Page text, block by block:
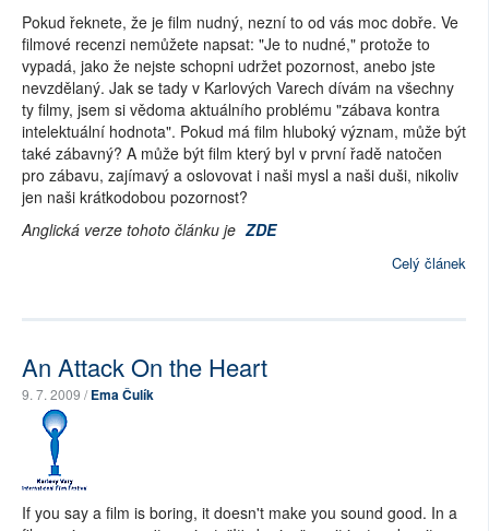
Pokud řeknete, že je film nudný, nezní to od vás moc dobře. Ve
filmové recenzi nemůžete napsat: "Je to nudné," protože to
vypadá, jako že nejste schopni udržet pozornost, anebo jste
nevzdělaný. Jak se tady v Karlových Varech dívám na všechny
ty filmy, jsem si vědoma aktuálního problému "zábava kontra
intelektuální hodnota". Pokud má film hluboký význam, může být
také zábavný? A může být film který byl v první řadě natočen
pro zábavu, zajímavý a oslovovat i naši mysl a naši duši, nikoliv
jen naši krátkodobou pozornost?
Anglická verze tohoto článku je ZDE
Celý článek
An Attack On the Heart
9. 7. 2009 /Ema Čulík
If you say a film is boring, it doesn't make you sound good. In a